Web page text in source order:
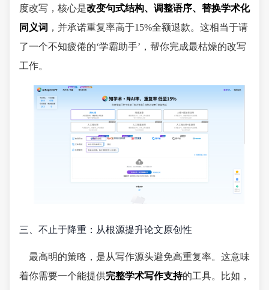
度改写，核心是改变句式结构、调整语序、替换学术化
同义词 ，并承诺重复率高于15%全额退款。这相当于请
了一个不知疲倦的‘学霸助手’，帮你完成最枯燥的改写
工作。
三、不止于降重：从根源提升论文原创性
最高明的策略，是从写作源头避免高重复率。这意味
着你需要一个能提供完整学术写作支持的工具。比如，